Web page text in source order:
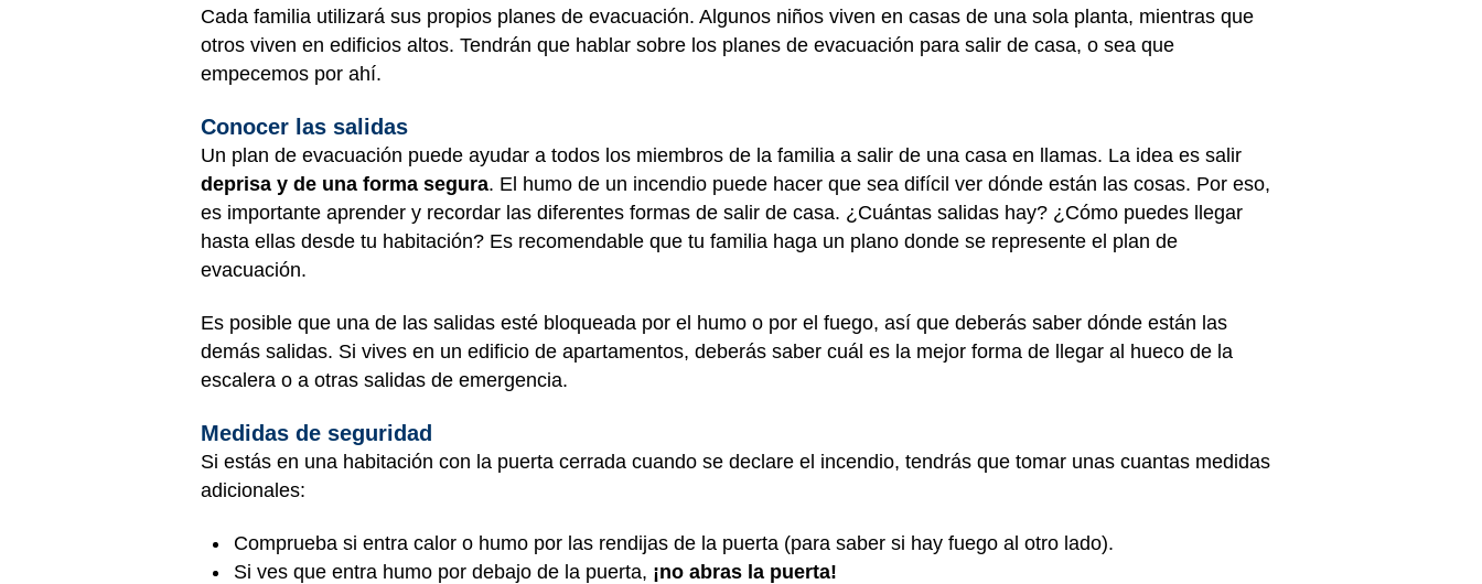
Cada familia utilizará sus propios planes de evacuación. Algunos niños viven en casas de una sola planta, mientras que
otros viven en edificios altos. Tendrán que hablar sobre los planes de evacuación para salir de casa, o sea que
empecemos por ahí.
Conocer las salidas
Un plan de evacuación puede ayudar a todos los miembros de la familia a salir de una casa en llamas. La idea es salir
deprisa y de una forma segura. El humo de un incendio puede hacer que sea difícil ver dónde están las cosas. Por eso,
es importante aprender y recordar las diferentes formas de salir de casa. ¿Cuántas salidas hay? ¿Cómo puedes llegar
hasta ellas desde tu habitación? Es recomendable que tu familia haga un plano donde se represente el plan de
evacuación.
Es posible que una de las salidas esté bloqueada por el humo o por el fuego, así que deberás saber dónde están las
demás salidas. Si vives en un edificio de apartamentos, deberás saber cuál es la mejor forma de llegar al hueco de la
escalera o a otras salidas de emergencia.
Medidas de seguridad
Si estás en una habitación con la puerta cerrada cuando se declare el incendio, tendrás que tomar unas cuantas medidas
adicionales:
Comprueba si entra calor o humo por las rendijas de la puerta (para saber si hay fuego al otro lado).
Si ves que entra humo por debajo de la puerta, ¡no abras la puerta!